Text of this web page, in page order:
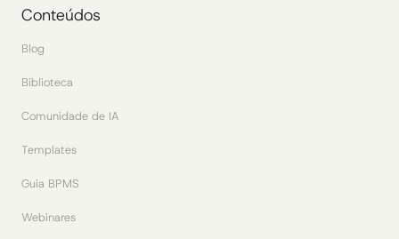
Conteúdos
Blog
Biblioteca
Comunidade de IA
Templates
Guia BPMS
Webinares